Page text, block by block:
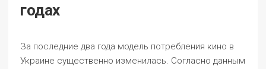
годах
За последние два года модель потребления кино в
Украине существенно изменилась. Согласно данным